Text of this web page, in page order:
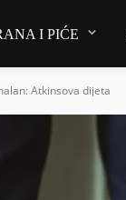
I PIĆE
Atkinsova dijeta